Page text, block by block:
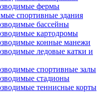
фермы
спортивные здания
бассейны
картодромы
конные манежи
ледовые катки и
спортивные залы
стадионы
теннисные корты